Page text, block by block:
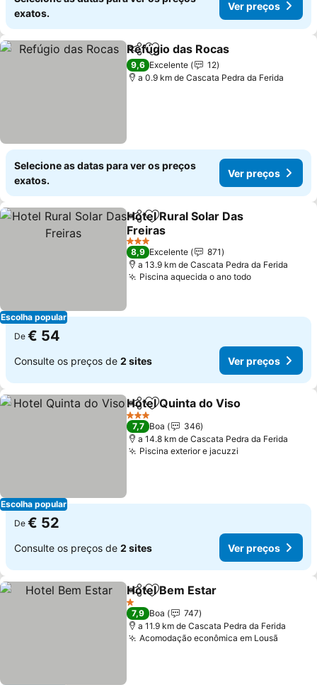
exatos.
Ver preços
PartilharAdicionar aos favoritos
Refúgio das Rocas
9,6 Excelente
12
a 0.9 km de Cascata Pedra da Ferida
Selecione as datas para ver os preços
exatos.
Ver preços
Escolha popular
PartilharAdicionar aos favoritos
Hotel Rural Solar Das
Freiras
Ver preços
3 Estrelas
8,9 Excelente
871
a 13.9 km de Cascata Pedra da Ferida
Piscina aquecida o ano todoVer preços
De € 54
Consulte os preços de 2 sites Ver preços
Escolha popular
PartilharAdicionar aos favoritos
Hotel Quinta do Viso
3 Estrelas
7,7 Boa
346
a 14.8 km de Cascata Pedra da Ferida
Piscina exterior e jacuzzi
De € 52
Consulte os preços de 2 sites Ver preços
PartilharAdicionar aos favoritos
Hotel Bem Estar
1 Estrelas
7,9 Boa
747
a 11.9 km de Cascata Pedra da Ferida
Acomodação econômica em Lousã